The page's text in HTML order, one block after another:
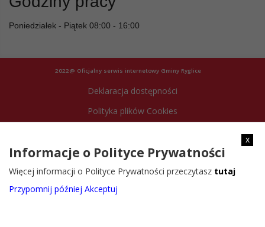
Poniedziałek - Piątek 08:00 - 16:00
2022@ Oficjalny serwis internetowy Gminy Ryglice
Deklaracja dostępności
Polityka plików Cookies
x
Informacje o Polityce Prywatności
Więcej informacji o Polityce Prywatności przeczytasz tutaj
Przypomnij później Akceptuj